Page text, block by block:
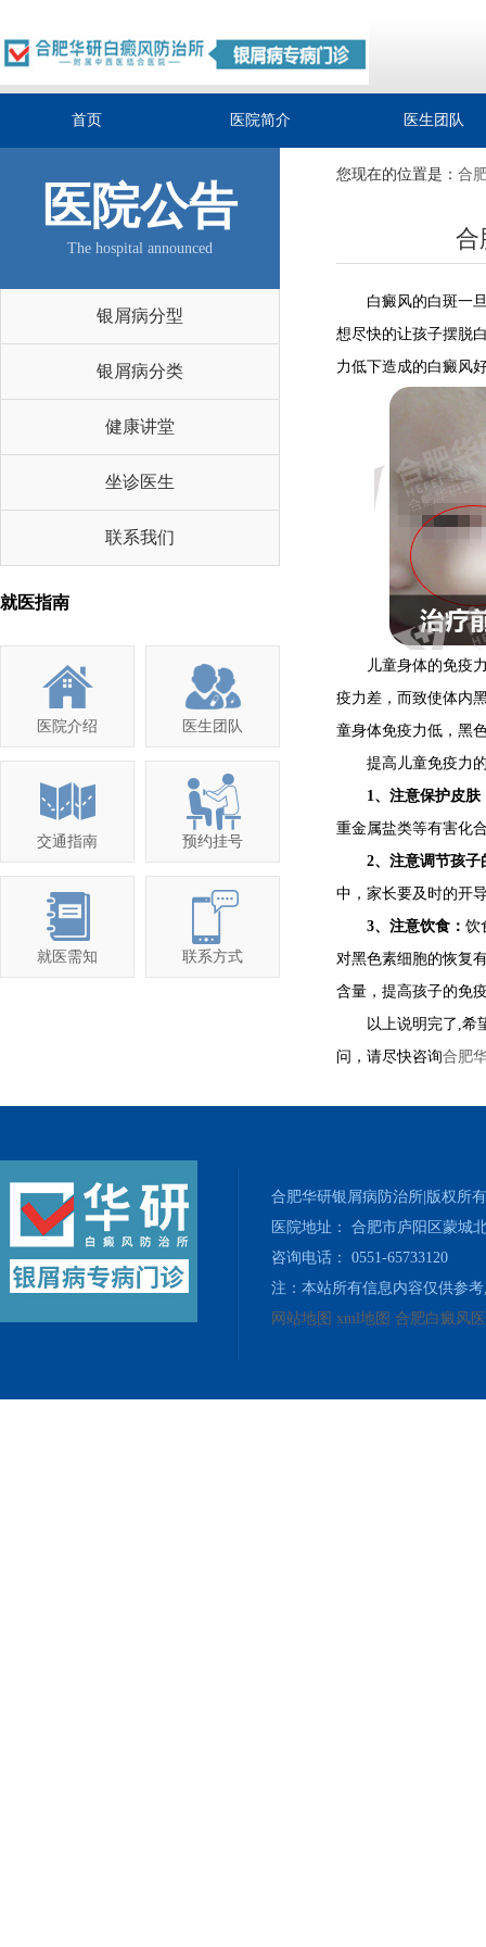
首页 医院简介 医生团队
医院公告
The hospital announced
银屑病分型
银屑病分类
健康讲堂
坐诊医生
联系我们
就医指南
医院介绍 医生团队
交通指南 预约挂号
就医需知 联系方式
您现在的位置是： 合
合
白癜风的白斑一旦
想尽快的让孩子摆脱
力低下造成的白癜风
儿童身体的免疫力
疫力差，而致使体内
童身体免疫力低，黑
提高儿童免疫力的
1、注意保护皮肤
重金属盐类等有害化
2、注意调节孩
中，家长要及时的开
3、注意饮食： 饮
对黑色素细胞的恢复
含量，提高孩子的免
以上说明完了,希望
问，请尽快咨询合肥
合肥华研银屑病防治所|版权所有
医院地址： 合肥市庐阳区蒙城
咨询电话： 0551-65733120
注：本站所有信息内容仅供参
网站地图 xml地图 合肥白癜风